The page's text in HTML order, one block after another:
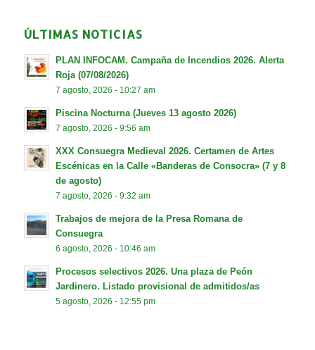
ÚLTIMAS NOTICIAS
PLAN INFOCAM. Campaña de Incendios 2026. Alerta
Roja (07/08/2026)
7 agosto, 2026 - 10:27 am
Piscina Nocturna (Jueves 13 agosto 2026)
7 agosto, 2026 - 9:56 am
XXX Consuegra Medieval 2026. Certamen de Artes
Escénicas en la Calle «Banderas de Consocra» (7 y 8
de agosto)
7 agosto, 2026 - 9:32 am
Trabajos de mejora de la Presa Romana de
Consuegra
6 agosto, 2026 - 10:46 am
Procesos selectivos 2026. Una plaza de Peón
Jardinero. Listado provisional de admitidos/as
5 agosto, 2026 - 12:55 pm